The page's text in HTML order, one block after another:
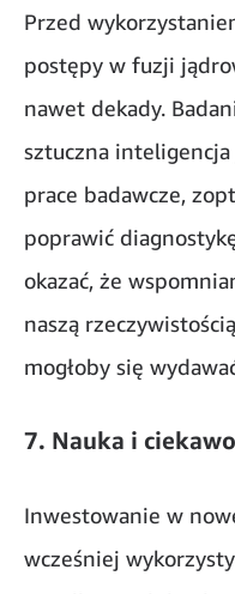
Przed
postępy w fuzji
nawet dekady.
sztuczna
prace badawcze,
poprawić
okazać, że
naszą
mogłoby się
7. Nauka i
Inwestowanie w
wcześniej